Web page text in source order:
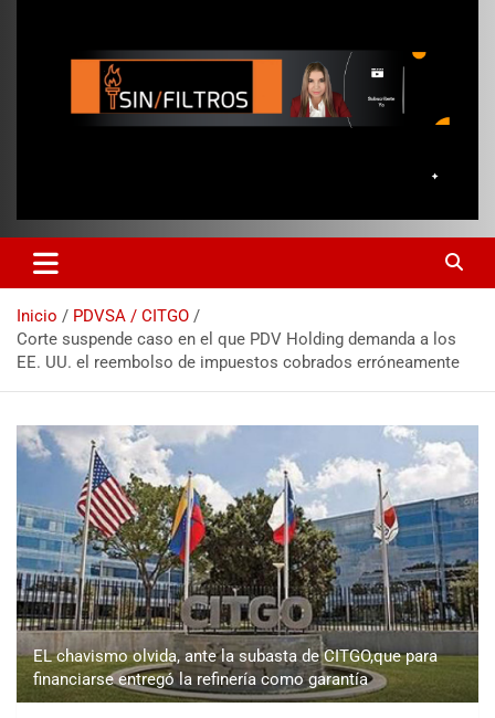
Inicio
PDVSA / CITGO
Corte suspende caso en el que PDV Holding demanda a los
EE. UU. el reembolso de impuestos cobrados erróneamente
EL chavismo olvida, ante la subasta de CITGO,que para
financiarse entregó la refinería como garantía